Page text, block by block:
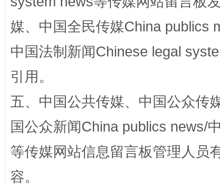
漫山遍野的桃花与雪山、麦地、白藏房
媒、中国全民传媒China publics
中国法制新闻Chinese legal
引用。
五、中国公共传媒、中国公众传
国公众新闻China publics news/
等传媒网站信息留言板管理人员
容。